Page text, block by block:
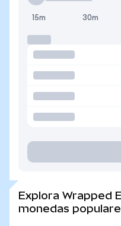
15m 30m
Explora Wrapped
monedas